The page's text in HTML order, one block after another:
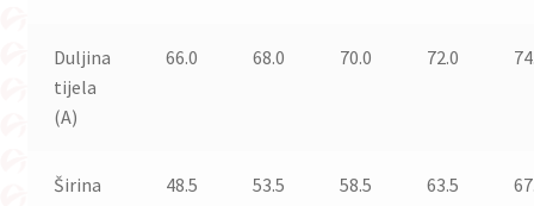
Duljina
tijela
(A)
66.0 68.0 70.0 72.0
Širina
48.5 53.5 58.5 63.5